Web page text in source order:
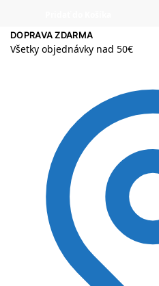
DOPRAVA ZDARMA
Všetky objednávky nad 50€